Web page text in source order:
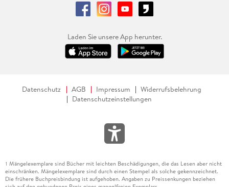
Laden Sie unsere App herunter.
Datenschutz AGB Impressum
Widerrufsbelehrung
Datenschutzeinstellungen
1 Mängelexemplare sind Bücher mit leichten Beschädigungen, die das Lesen aber nicht
einschränken. Mängelexemplare sind durch einen Stempel als solche gekennzeichnet.
Die frühere Buchpreisbindung ist aufgehoben. Angaben zu Preissenkungen beziehen